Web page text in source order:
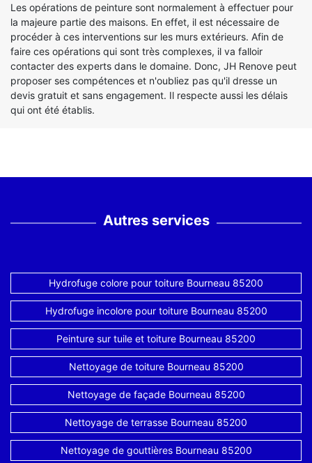
Les opérations de peinture sont normalement à effectuer pour
la majeure partie des maisons. En effet, il est nécessaire de
procéder à ces interventions sur les murs extérieurs. Afin de
faire ces opérations qui sont très complexes, il va falloir
contacter des experts dans le domaine. Donc, JH Renove peut
proposer ses compétences et n'oubliez pas qu'il dresse un
devis gratuit et sans engagement. Il respecte aussi les délais
qui ont été établis.
Autres services
Hydrofuge colore pour toiture Bourneau 85200
Hydrofuge incolore pour toiture Bourneau 85200
Peinture sur tuile et toiture Bourneau 85200
Nettoyage de toiture Bourneau 85200
Nettoyage de façade Bourneau 85200
Nettoyage de terrasse Bourneau 85200
Nettoyage de gouttières Bourneau 85200